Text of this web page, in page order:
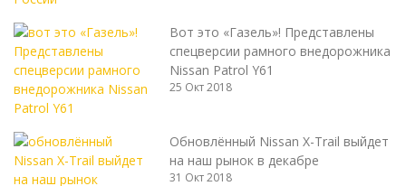
Вот это «Газель»! Представлены
спецверсии рамного внедорожника
Nissan Patrol Y61
25 Окт 2018
Обновлённый Nissan X-Trail выйдет
на наш рынок в декабре
31 Окт 2018